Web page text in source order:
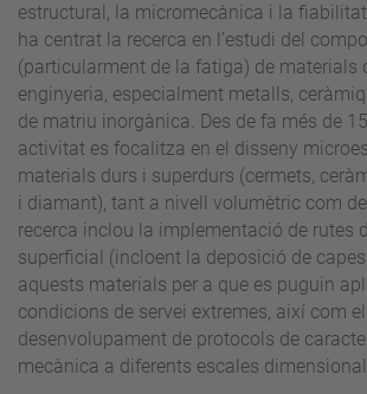
estructural, la micromecànica i la
ha centrat la recerca en l’estudi del
(particularment de la fatiga) de materials
enginyeria, especialment metalls,
de matriu inorgànica. Des de fa més de
activitat es focalitza en el disseny
materials durs i superdurs (cermets,
i diamant), tant a nivell volumètric com
recerca inclou la implementació de rutes
superficial (incloent la deposició de
aquests materials per a que es puguin
condicions de servei extremes, així com el
desenvolupament de protocols de
mecànica a diferents escales